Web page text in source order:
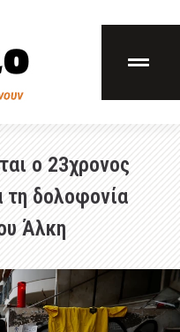
ο 23χρονος
τη δολοφονία
Άλκη